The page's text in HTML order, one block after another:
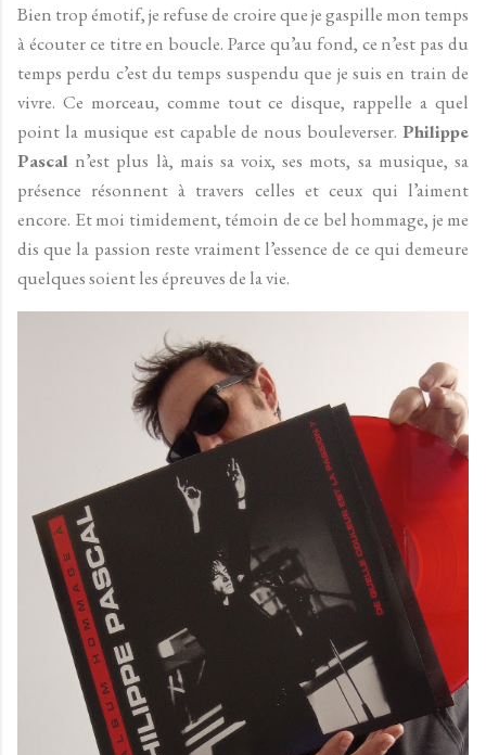
Bien trop émotif, je refuse de croire que je gaspille mon temps
à écouter ce titre en boucle. Parce qu’au fond, ce n’est pas du
temps perdu c’est du temps suspendu que je suis en train de
vivre. Ce morceau, comme tout ce disque, rappelle a quel
point la musique est capable de nous bouleverser. Philippe
Pascal n’est plus là, mais sa voix, ses mots, sa musique, sa
présence résonnent à travers celles et ceux qui l’aiment
encore. Et moi timidement, témoin de ce bel hommage, je me
dis que la passion reste vraiment l’essence de ce qui demeure
quelques soient les épreuves de la vie.